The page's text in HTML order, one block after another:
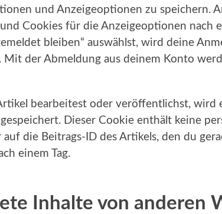
und Anzeigeoptionen zu speichern.
Cookies für die Anzeigeoptionen nach
bleiben“ auswählst, wird deine
Mit der Abmeldung aus deinem Konto
bearbeitest oder veröffentlichst, wird
Dieser Cookie enthält keine
die Beitrags-ID des Artikels, den du
einem Tag.
Inhalte von anderen